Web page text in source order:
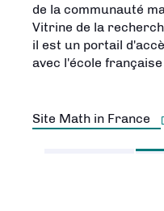
de la communauté
Vitrine de la
il est un portail
avec l'école
Site Math in France